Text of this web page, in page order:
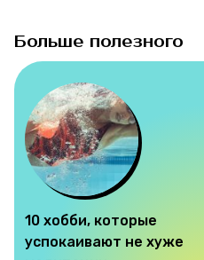
Больше полезного
10 хобби, которые
успокаивают не хуже